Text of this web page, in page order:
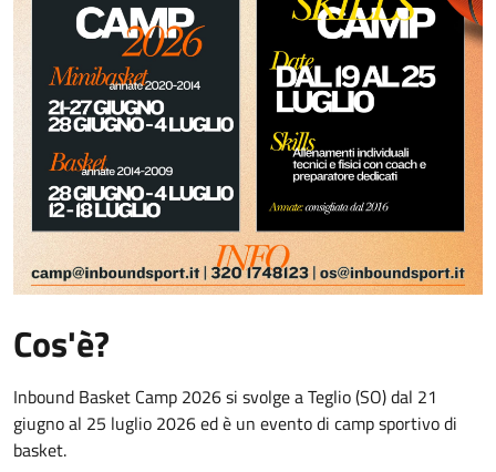
Cos'è?
Inbound Basket Camp 2026 si svolge a Teglio (SO) dal 21
giugno al 25 luglio 2026 ed è un evento di camp sportivo di
basket.